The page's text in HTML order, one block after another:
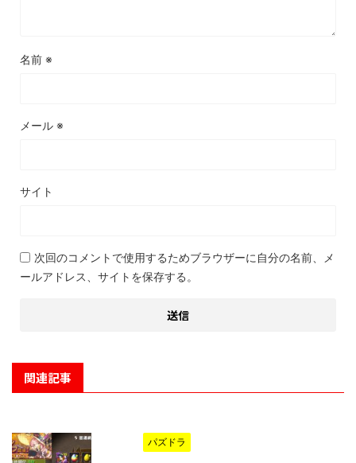
名前 ※
メール ※
サイト
次回のコメントで使用するためブラウザーに自分の名前、メ
ールアドレス、サイトを保存する。
関連記事
パズドラ